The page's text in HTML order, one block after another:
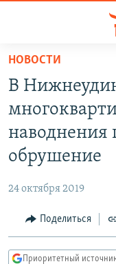
упрощенного
доступа
основному
содержанию
Вернутся
навигации
Вернутся
АВТОРСКИЕ
ЦИТАТЫ СВОБОДЫ
КУЛЬТУРА
IDEL.РЕАЛИИ
КАВКАЗ.РЕАЛИИ
НОВОСТИ
В
наводнения
обрушение
24 октября 2019
Поделиться
Приоритетный